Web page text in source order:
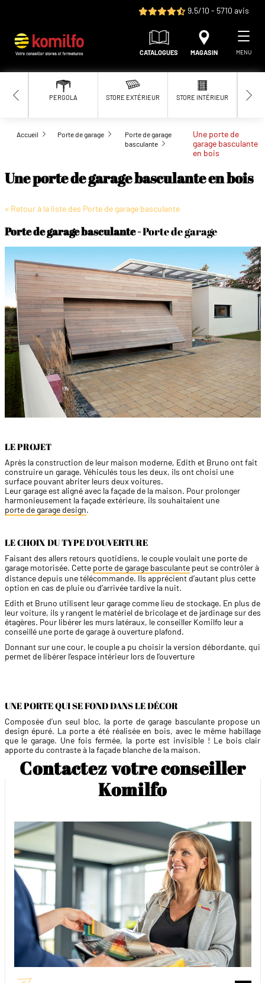
9.5/10 - 5710 avis
CATALOGUES MAGASIN MENU
PERGOLA STORE EXTÉRIEUR STORE INTÉRIEUR
Accueil Porte de garage
Porte de garage
basculante
Une porte de
garage basculante
en bois
Une porte de garage basculante en bois
< Retour à la liste des Porte de garage basculante
Porte de garage basculante Porte de garage
LE PROJET
Après la construction de leur maison moderne, Edith et Bruno ont fait
construire un garage. Véhiculés tous les deux, ils ont choisi une
surface pouvant abriter leurs deux voitures.
Leur garage est aligné avec la façade de la maison. Pour prolonger
harmonieusement la façade extérieure, ils souhaitaient une
porte de garage design.
LE CHOIX DU TYPE D’OUVERTURE
Faisant des allers retours quotidiens, le couple voulait une porte de
garage motorisée. Cette porte de garage basculantepeut se contrôler à
distance depuis une télécommande. Ils apprécient d’autant plus cette
option en cas de pluie ou d’arrivée tardive la nuit.
Edith et Bruno utilisent leur garage comme lieu de stockage. En plus de
leur voiture, ils y rangent le matériel de bricolage et de jardinage sur des
étagères. Pour libérer les murs latéraux, le conseiller Komilfo leur a
conseillé une porte de garage à ouverture plafond.
Donnant sur une cour, le couple a pu choisir la version débordante, qui
permet de libérer l’espace intérieur lors de l’ouverture
UNE PORTE QUI SE FOND DANS LE DÉCOR
Composée d’un seul bloc, la porte de garage basculante propose un
design épuré. La porte a été réalisée en bois, avec le même habillage
que le garage. Une fois fermée, la porte est invisible ! Le bois clair
apporte du contraste à la façade blanche de la maison.
Contactez votre conseiller
Komilfo